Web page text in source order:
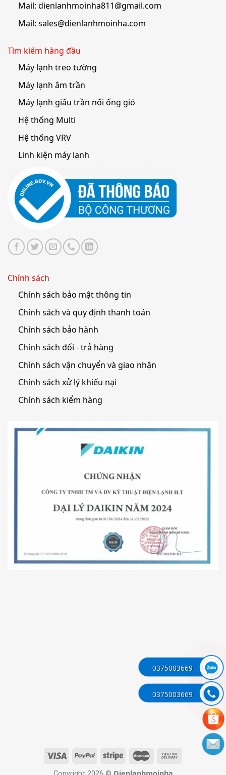
0375003669
0375003669
Mail: dienlanhmoinha811@gmail.com
Mail: sales@dienlanhmoinha.com
Tìm kiếm hàng đầu
Máy lạnh treo tường
Máy lạnh âm trần
Máy lạnh giấu trần nối ống gió
Hệ thống Multi
Hệ thống VRV
Linh kiện máy lạnh
Chính sách
Chính sách bảo mật thông tin
Chính sách và quy định thanh toán
Chính sách bảo hành
Chính sách đổi - trả hàng
Chính sách vận chuyển và giao nhận
Chính sách xử lý khiếu nại
Chính sách kiểm hàng